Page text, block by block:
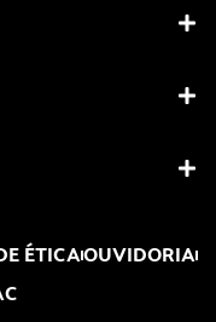
ÉTICAOUVIDORIA